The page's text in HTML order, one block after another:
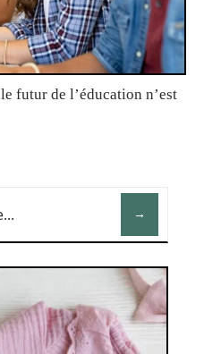
futur de l’éducation n’est